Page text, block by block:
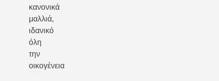
κανονικά
μαλλιά,
ιδανικό
όλη
την
οικογένεια